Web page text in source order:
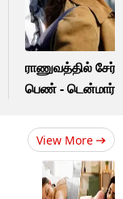
ராணுவத்தில்
பெண் -
View More